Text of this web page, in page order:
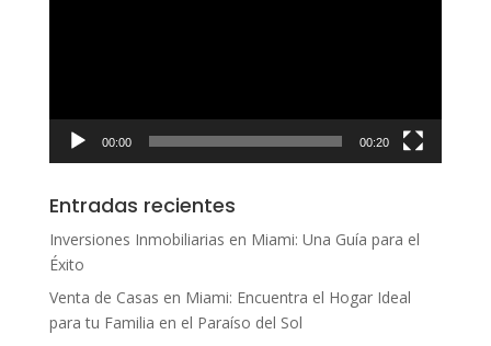
00:00 00:20
Entradas recientes
Inversiones Inmobiliarias en Miami: Una Guía para el
Éxito
Venta de Casas en Miami: Encuentra el Hogar Ideal
para tu Familia en el Paraíso del Sol